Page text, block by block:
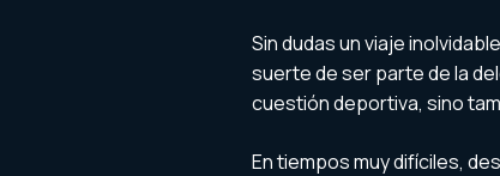
Sin dudas un viaje
suerte de ser parte de la
cuestión deportiva, sino
En tiempos muy difíciles,